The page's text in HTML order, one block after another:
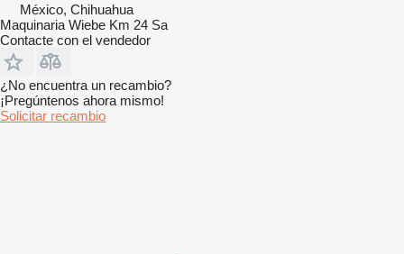
México, Chihuahua
Maquinaria Wiebe Km 24 Sa
Contacte con el vendedor
¿No encuentra un recambio?
¡Pregúntenos ahora mismo!
Solicitar recambio